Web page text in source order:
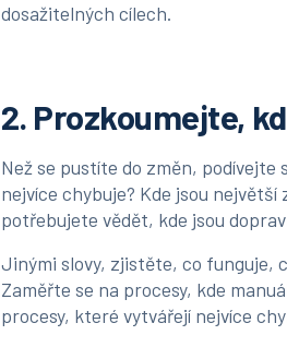
dosažitelných cílech.
2. Prozkoumejte,
Než se pustíte do změn, podívejte
nejvíce chybuje? Kde jsou
potřebujete vědět, kde jsou
Jinými slovy, zjistěte, co funguje,
Zaměřte se na procesy, kde
procesy, které vytvářejí nejvíce